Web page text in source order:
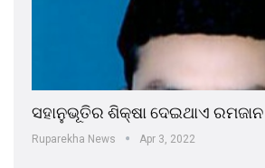
ସହାନୁଭୂତିର ଶିକ୍ଷା ଦେଇଥାଏ ରମଜାନ
Ruparekha News Apr 3, 2022